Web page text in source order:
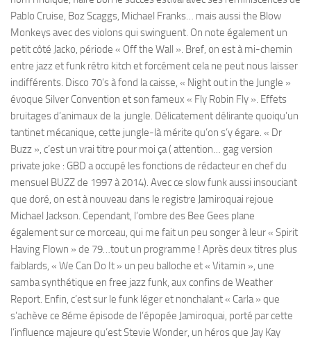
Pablo Cruise, Boz Scaggs, Michael Franks… mais aussi the Blow
Monkeys avec des violons qui swinguent. On note également un
petit côté Jacko, période « Off the Wall ». Bref, on est à mi-chemin
entre jazz et funk rétro kitch et forcément cela ne peut nous laisser
indifférents. Disco 70’s à fond la caisse, « Night out in the Jungle »
évoque Silver Convention et son fameux « Fly Robin Fly ». Effets
bruitages d’animaux de la jungle. Délicatement délirante quoiqu’un
tantinet mécanique, cette jungle-là mérite qu’on s’y égare. « Dr
Buzz », c’est un vrai titre pour moi ça ( attention… gag version
private joke : GBD a occupé les fonctions de rédacteur en chef du
mensuel BUZZ de 1997 à 2014). Avec ce slow funk aussi insouciant
que doré, on est à nouveau dans le registre Jamiroquai rejoue
Michael Jackson. Cependant, l’ombre des Bee Gees plane
également sur ce morceau, qui me fait un peu songer à leur « Spirit
Having Flown » de 79…tout un programme ! Après deux titres plus
faiblards, « We Can Do It » un peu balloche et « Vitamin », une
samba synthétique en free jazz funk, aux confins de Weather
Report. Enfin, c’est sur le funk léger et nonchalant « Carla » que
s’achève ce 8éme épisode de l’épopée Jamiroquai, porté par cette
l’influence majeure qu’est Stevie Wonder, un héros que Jay Kay